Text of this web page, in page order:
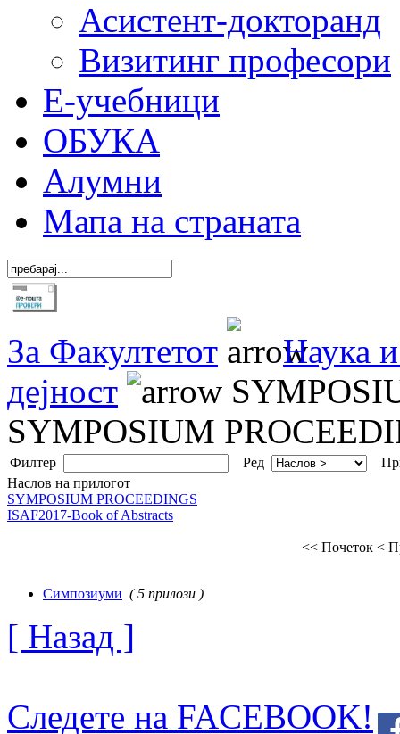
Асистент-докторанд
Визитинг професори
Е-учебници
ОБУКА
Алумни
Мапа на страната
За Факултетот
Наука
дејност
SYMPOSIUM
Филтер Ред
Наслов на прилогот
SYMPOSIUM PROCEEDINGS
ISAF2017-Book of Abstracts
<< Почеток <
Симпозиуми ( 5 прилози )
[ Назад ]
Следете на FACEBOOK!